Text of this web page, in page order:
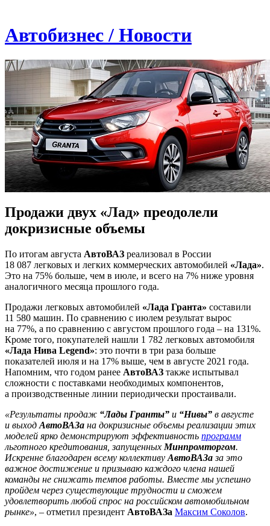
Автобизнес / Новости
Продажи двух «Лад» преодолели
докризисные объемы
По итогам августа АвтоВАЗ реализовал в России
18 087 легковых и легких коммерческих автомобилей «Лада».
Это на 75% больше, чем в июле, и всего на 7% ниже уровня
аналогичного месяца прошлого года.
Продажи легковых автомобилей «Лада Гранта» составили
11 580 машин. По сравнению с июлем результат вырос
на 77%, а по сравнению с августом прошлого года – на 131%.
Кроме того, покупателей нашли 1 782 легковых автомобиля
«Лада Нива Legend»: это почти в три раза больше
показателей июля и на 17% выше, чем в августе 2021 года.
Напомним, что годом ранее АвтоВАЗ также испытывал
сложности с поставками необходимых компонентов,
а производственные линии периодически простаивали.
«Результаты продаж “Лады Гранты” и “Нивы” в августе
и выход АвтоВАЗа на докризисные объемы реализации этих
моделей ярко демонстрируют эффективность программ
льготного кредитования, запущенных Минпромторгом.
Искренне благодарен всему коллективу АвтоВАЗаза это
важное достижение и призываю каждого члена нашей
команды не снижать темпов работы. Вместе мы успешно
пройдем через существующие трудности и сможем
удовлетворить любой спрос на российском автомобильном
рынке», – отметил президент АвтоВАЗа Максим Соколов.